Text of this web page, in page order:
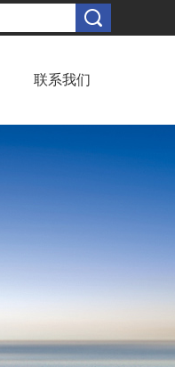
联系我们